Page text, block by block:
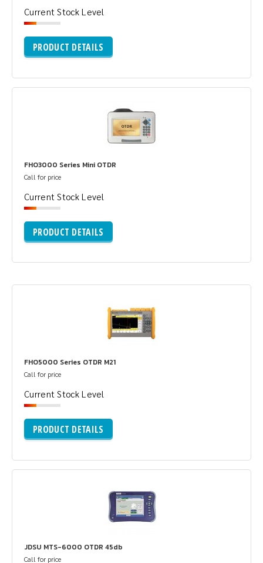
Current Stock Level
PRODUCT DETAILS
FHO3000 Series Mini OTDR
Call for price
Current Stock Level
PRODUCT DETAILS
FHO5000 Series OTDR M21
Call for price
Current Stock Level
PRODUCT DETAILS
JDSU MTS-6000 OTDR 45db
Call for price